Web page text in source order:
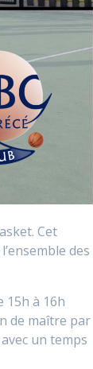
Cet
des
15h à 16h
de maître par
un temps